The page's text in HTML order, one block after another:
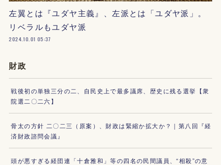
左翼とは『ユダヤ主義』、左派とは「ユダヤ派」。
リベラルもユダヤ派
2024.10.01 05:37
財政
戦後初の単独三分の二、自民史上で最多議席、歴史に残る選挙【衆
院選二〇二六】
骨太の方針 二〇二三（原案）、財政は緊縮か拡大か？｜第八回『経
済財政諮問会議』
頭が悪すぎる経団連「十倉雅和」等の四名の民間議員、“相殺”の意